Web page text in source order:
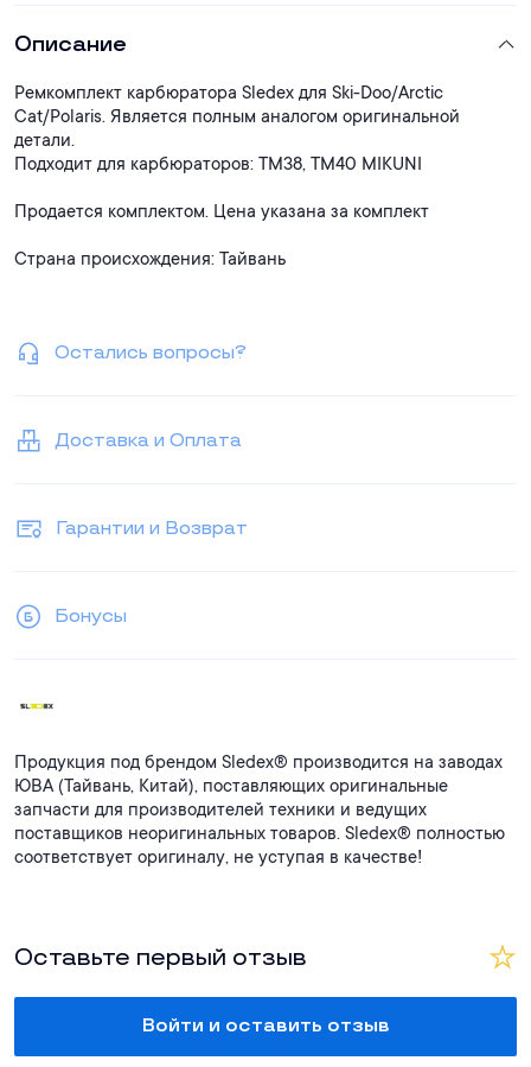
Описание
Ремкомплект карбюратора Sledex для Ski-Doo/Arctic
Cat/Polaris. Является полным аналогом оригинальной
детали.
Подходит для карбюраторов: TM38, TM40 MIKUNI
Продается комплектом. Цена указана за комплект
Страна происхождения: Тайвань
Остались вопросы?
Доставка и Оплата
Гарантии и Возврат
Бонусы
Продукция под брендом Sledex® производится на заводах
ЮВА (Тайвань, Китай), поставляющих оригинальные
запчасти для производителей техники и ведущих
поставщиков неоригинальных товаров. Sledex® полностью
соответствует оригиналу, не уступая в качестве!
Оставьте первый отзыв
Войти и оставить отзыв